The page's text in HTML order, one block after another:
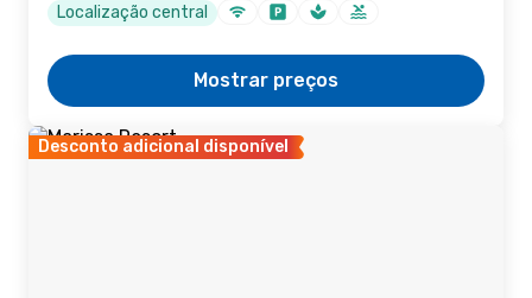
Localização central
Mostrar preços
Desconto adicional disponível